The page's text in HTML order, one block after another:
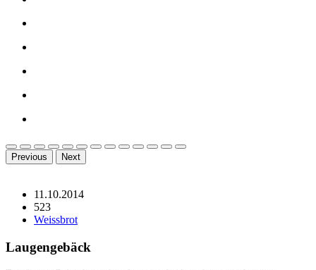
Previous Next
11.10.2014
523
Weissbrot
Laugengebäck